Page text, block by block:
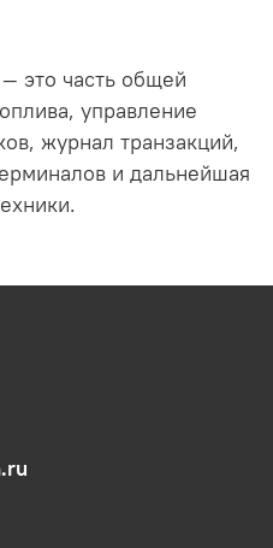
— это часть общей
управление
журнал транзакций,
и дальнейшая